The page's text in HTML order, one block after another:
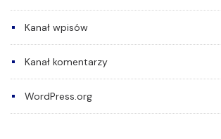
Kanał wpisów
Kanał komentarzy
WordPress.org